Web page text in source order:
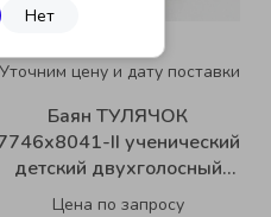
Нет
Уточним цену и дату поставки
Баян ТУЛЯЧОК
II ученический
детский двухголосный
Тульская гармонь BN-55
Цена по запросу